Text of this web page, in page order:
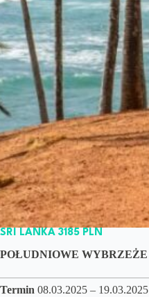
SRI LANKA 3185 PLN
POŁUDNIOWE WYBRZEŻE
Termin 08.03.2025 – 19.03.2025